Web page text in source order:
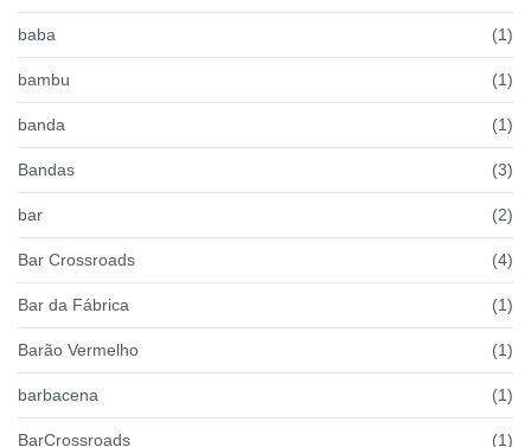
baba (1)
bambu (1)
banda (1)
Bandas (3)
bar (2)
Bar Crossroads (4)
Bar da Fábrica (1)
Barão Vermelho (1)
barbacena (1)
BarCrossroads (1)